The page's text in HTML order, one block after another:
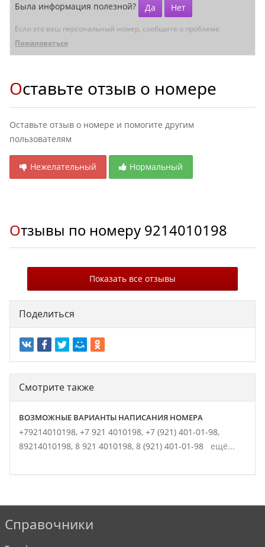
Была информация полезной?
Да Нет
Если это ваш персональный номер, сообщите о проблеме
Пожаловаться
Оставьте отзыв о номере
Оставьте отзыв о номере и помогите другим
пользователям
Нежелательный Нормальный
Отзывы по номеру 9214010198
Показать все отзывы
Поделиться
Смотрите также
ВОЗМОЖНЫЕ ВАРИАНТЫ НАПИСАНИЯ НОМЕРА
+79214010198, +7 921 4010198, +7 (921) 401-01-98,
89214010198, 8 921 4010198, 8 (921) 401-01-98 ещё...
Справочники